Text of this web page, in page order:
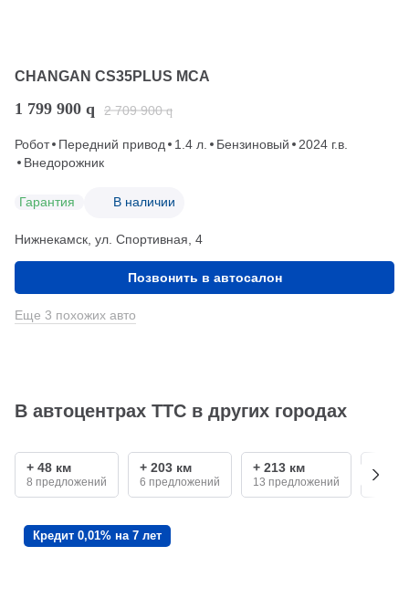
CHANGAN CS35PLUS MCA
1 799 900 q 2 709 900 q
Робот Передний привод 1.4 л. Бензиновый
2024 г.в.
Внедорожник
Гарантия В наличии
Нижнекамск, ул. Спортивная, 4
Позвонить в автосалон
Еще 3 похожих авто
В автоцентрах ТТС в других городах
+ 48 км
8 предложений
+ 203 км
6 предложений
+ 213 км
13 предложений
+ 340
2
Кредит 0,01% на 7 лет